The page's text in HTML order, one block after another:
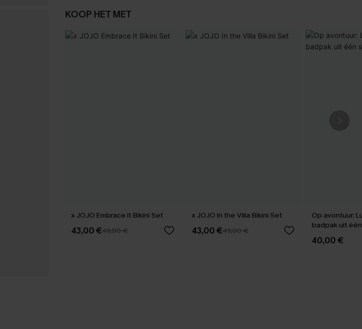
KOOP HET MET
x JOJO Embrace It Bikini Set
43,00 €49,00 €
x JOJO In the Villa Bikini Set
43,00 €49,00 €
Op avontuur:
badpak uit
40,00 €